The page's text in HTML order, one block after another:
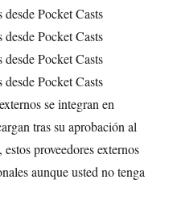
Pocket Casts
Pocket Casts
Pocket Casts
Pocket Casts
se integran en
tras su aprobación al
proveedores externos
aunque usted no tenga